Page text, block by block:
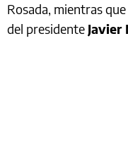
Rosada, mientras
del presidente Javier